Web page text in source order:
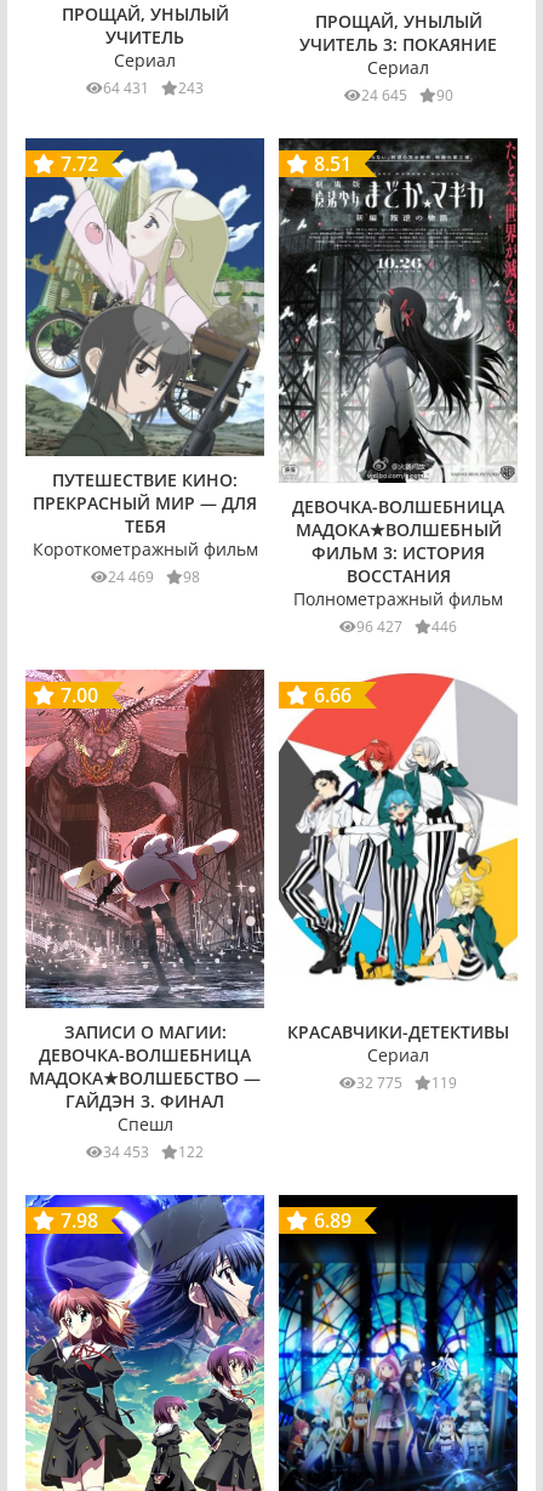
ПРОЩАЙ, УНЫЛЫЙ
УЧИТЕЛЬ
Сериал
64 431 243
ПРОЩАЙ, УНЫЛЫЙ
УЧИТЕЛЬ 3: ПОКАЯНИЕ
Сериал
24 645 90
7.72
ПУТЕШЕСТВИЕ КИНО:
ПРЕКРАСНЫЙ МИР — ДЛЯ
ТЕБЯ
Короткометражный фильм
24 469 98
8.51
ДЕВОЧКА-ВОЛШЕБНИЦА
МАДОКА★ВОЛШЕБНЫЙ
ФИЛЬМ 3: ИСТОРИЯ
ВОССТАНИЯ
Полнометражный фильм
96 427 446
7.00
ЗАПИСИ О МАГИИ:
ДЕВОЧКА-ВОЛШЕБНИЦА
МАДОКА★ВОЛШЕБСТВО —
ГАЙДЭН 3. ФИНАЛ
Спешл
34 453 122
6.66
КРАСАВЧИКИ-ДЕТЕКТИВЫ
Сериал
32 775 119
7.98 6.89